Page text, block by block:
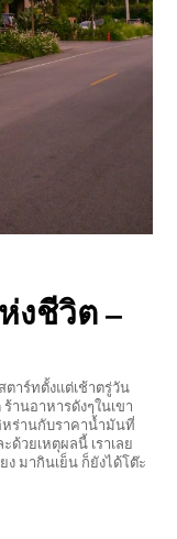
ชีวิต –
ตาร์ทตั้งแต่เช้าตรู่วัน
านอาหารดังๆในเขา
ร่านกับราคาน้ำมันที่
วยเหตุผลนี้ เราเลย